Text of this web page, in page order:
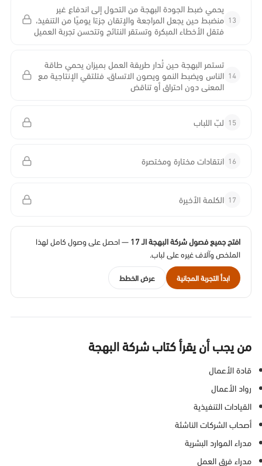
13
يحمي ضبط الجودة البهجة من التحول إلى اندفاع غير
منضبط حين يجعل المراجعة والإتقان جزءًا يوميًا من التنفيذ،
فتقل الأخطاء المبكرة وتستقر النتائج وتتحسن تجربة العميل
14
تستمر البهجة حين تُدار طريقة العمل بميزان يحمي طاقة
الناس ويضبط النمو ويصون الاتساق، فتلتقي الإنتاجية مع
المعنى دون احتراق أو تناقض
15 لبّ اللباب
16 انتقادات مختارة ومختصرة
17 الكلمة الأخيرة
افتح جميع فصول شركة البهجة الـ 17
— احصل على وصول كامل لهذا
الملخص وآلاف غيره على لباب.
ابدأ التجربة المجانية عرض الخطط
من يجب أن يقرأ كتاب شركة البهجة
قادة الأعمال
رواد الأعمال
القيادات التنفيذية
أصحاب الشركات الناشئة
مدراء الموارد البشرية
مدراء فرق العمل